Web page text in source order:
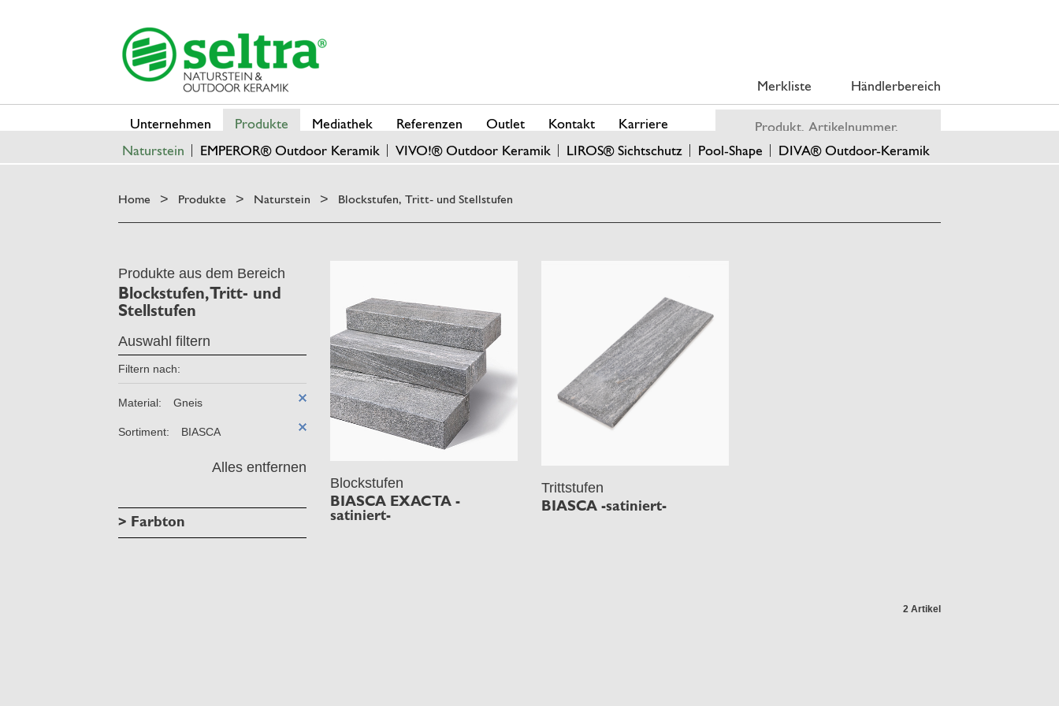
Merkliste Händlerbereich
Unternehmen
Produkte
Naturstein
EMPEROR® Outdoor Keramik VIVO!® Outdoor Keramik LIROS® Sichtschutz Pool-Shape DIVA® Outdoor-Keramik
Mediathek Referenzen Outlet Kontakt Karriere
Home > Produkte > Naturstein > Blockstufen, Tritt- und Stellstufen
Produkte aus dem Bereich
Blockstufen, Tritt- und
Stellstufen
Auswahl filtern
Filtern nach:
Material: Gneis
Sortiment: BIASCA
Alles entfernen
> Farbton
Blockstufen
BIASCA EXACTA -
satiniert-
Trittstufen
BIASCA -satiniert-
2 Artikel